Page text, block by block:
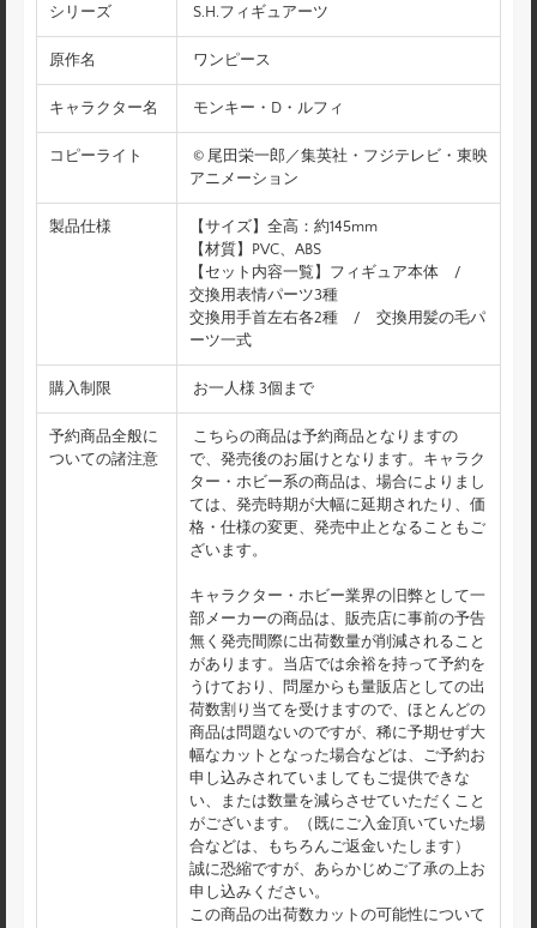
シリーズ S.H.フィギュアーツ
原作名 ワンピース
キャラクター名 モンキー・D・ルフィ
コピーライト
© 尾田栄一郎／集英社・フジテレビ・東映
アニメーション
製品仕様
【サイズ】全高：約145mm
【材質】PVC、ABS
【セット内容一覧】フィギュア本体 /
交換用表情パーツ3種
交換用手首左右各2種 / 交換用髪の毛パ
ーツ一式
購入制限 お一人様 3個まで
予約商品全般に
ついての諸注意
こちらの商品は予約商品となりますの
で、発売後のお届けとなります。キャラク
ター・ホビー系の商品は、場合によりまし
ては、発売時期が大幅に延期されたり、価
格・仕様の変更、発売中止となることもご
ざいます。
キャラクター・ホビー業界の旧弊として一
部メーカーの商品は、販売店に事前の予告
無く発売間際に出荷数量が削減されること
があります。当店では余裕を持って予約を
うけており、問屋からも量販店としての出
荷数割り当てを受けますので、ほとんどの
商品は問題ないのですが、稀に予期せず大
幅なカットとなった場合などは、ご予約お
申し込みされていましてもご提供できな
い、または数量を減らさせていただくこと
がございます。（既にご入金頂いていた場
合などは、もちろんご返金いたします）
誠に恐縮ですが、あらかじめご了承の上お
申し込みください。
この商品の出荷数カットの可能性について